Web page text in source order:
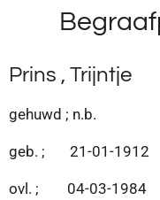
naar
de
hoofdinhoud
Prins , Trijntje
gehuwd ; n.b.
geb. ; 21-01-1912
ovl. ; 04-03-1984